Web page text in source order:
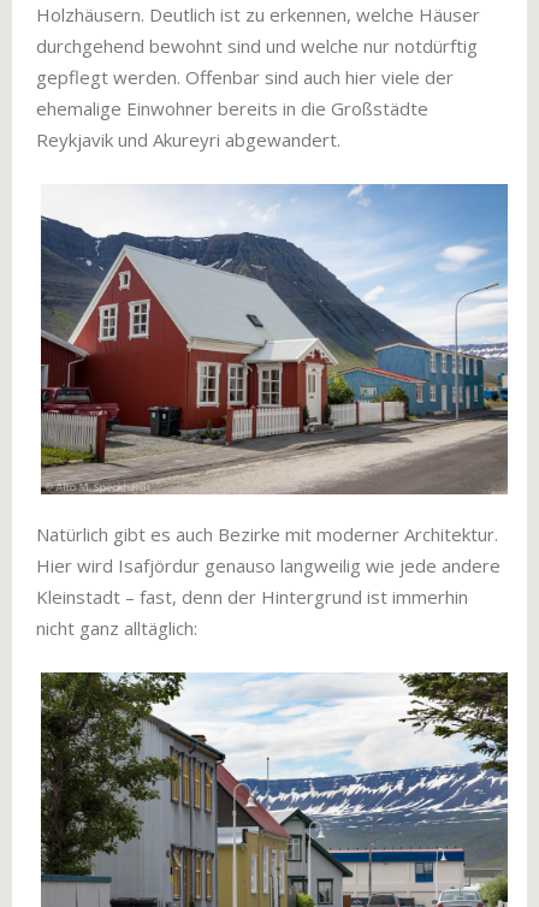
Holzhäusern. Deutlich ist zu erkennen, welche Häuser
durchgehend bewohnt sind und welche nur notdürftig
gepflegt werden. Offenbar sind auch hier viele der
ehemalige Einwohner bereits in die Großstädte
Reykjavik und Akureyri abgewandert.
Natürlich gibt es auch Bezirke mit moderner Architektur.
Hier wird Isafjördur genauso langweilig wie jede andere
Kleinstadt – fast, denn der Hintergrund ist immerhin
nicht ganz alltäglich: